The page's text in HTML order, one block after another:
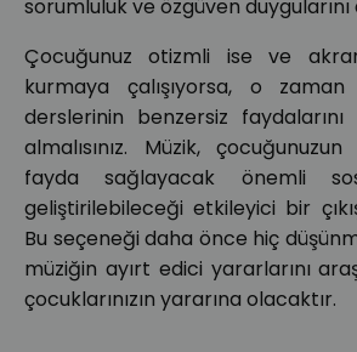
sorumluluk ve özgüven duygularını
Çocuğunuz otizmli ise ve
kurmaya çalışıyorsa, o
derslerinin benzersiz
almalısınız. Müzik,
fayda sağlayacak önemli
geliştirilebileceği etkileyici bir
Bu seçeneği daha önce hiç
müziğin ayırt edici yararlarını
çocuklarınızın yararına olacaktır.